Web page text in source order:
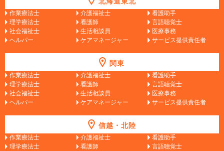
作業療法士 介護福祉士
看護助手
理学療法士
看護師
言語聴覚士
社会福祉士
生活相談員
医療事務
ヘルパー
ケアマネージャー サービス提供責任者
関東
作業療法士 介護福祉士
看護助手
理学療法士
看護師
言語聴覚士
社会福祉士
生活相談員
医療事務
ヘルパー
ケアマネージャー サービス提供責任者
信越・北陸
作業療法士 介護福祉士
看護助手
理学療法士
看護師
言語聴覚士